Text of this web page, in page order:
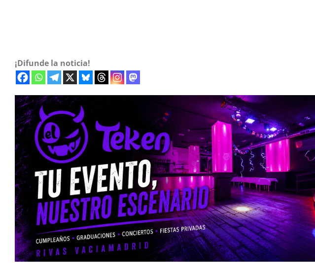
¡Difunde la noticia!